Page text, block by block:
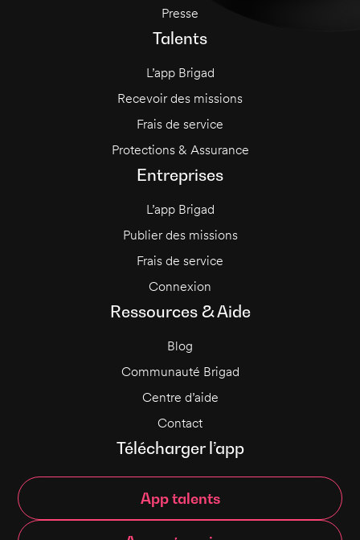
Presse
Talents
L’app Brigad
Recevoir des missions
Frais de service
Protections & Assurance
Entreprises
L’app Brigad
Publier des missions
Frais de service
Connexion
Ressources & Aide
Blog
Communauté Brigad
Centre d’aide
Contact
Télécharger l’app
App talents